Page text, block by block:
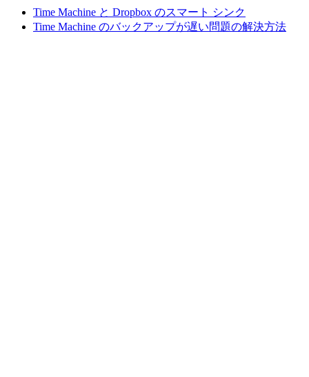
Time Machine と Dropbox のスマート シンク
Time Machine のバックアップが遅い問題の解決方法